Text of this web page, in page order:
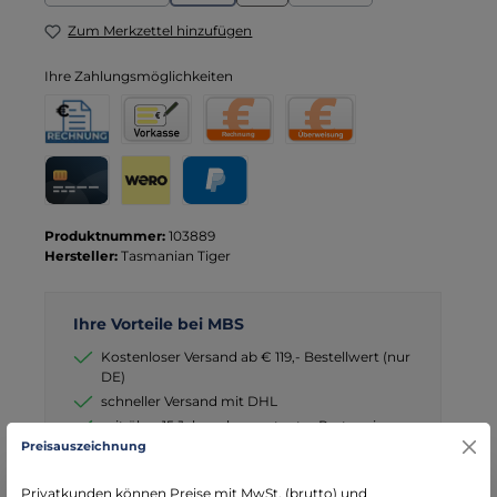
Zum Merkzettel hinzufügen
Ihre Zahlungsmöglichkeiten
Produktnummer: 103889
Hersteller: Tasmanian Tiger
Ihre Vorteile bei MBS
Kostenloser Versand ab € 119,- Bestellwert (nur
DE)
schneller Versand mit DHL
seit über 15 Jahren kompetenter Partner im
Bereich Notfallmedizin
Preisauszeichnung
Privatkunden können Preise mit MwSt. (brutto) und